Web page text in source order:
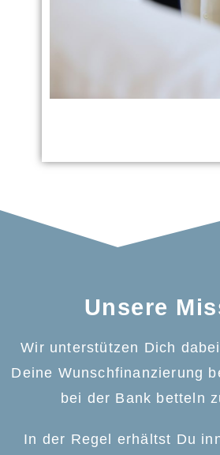
Unsere
Wir unterstützen Dich
Deine Wunschfinanzierung
bei der Bank betteln
In der Regel erhältst Du